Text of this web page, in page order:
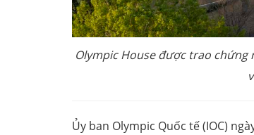
Olympic House được trao chứng
Ủy ban Olympic Quốc tế (IOC)